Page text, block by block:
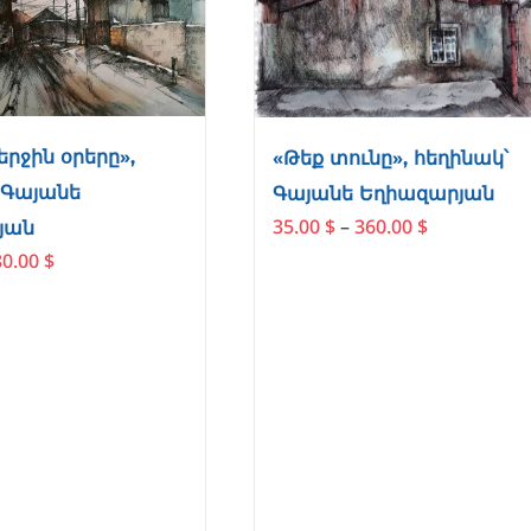
be
chosen
on
the
product
page
be
chosen
on
the
page
օրերը»,
Գայանե
$Price
«Թեք տունը», հեղինակ՝
Գայանե Եղիազարյան
35.00 $–360.00 $Price